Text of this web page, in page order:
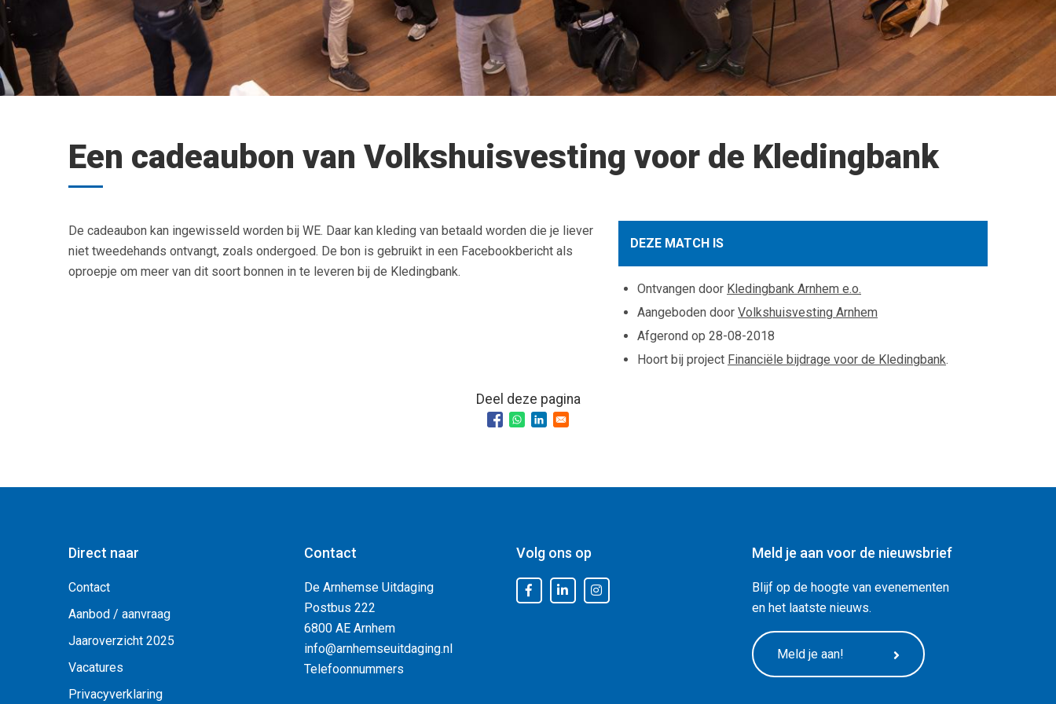
Een cadeaubon van Volkshuisvesting voor de Kledingbank
De cadeaubon kan ingewisseld worden bij WE. Daar kan kleding van betaald worden die je liever
niet tweedehands ontvangt, zoals ondergoed. De bon is gebruikt in een Facebookbericht als
oproepje om meer van dit soort bonnen in te leveren bij de Kledingbank.
DEZE MATCH IS
Ontvangen door Kledingbank Arnhem e.o.
Aangeboden door Volkshuisvesting Arnhem
Afgerond op 28-08-2018
Hoort bij project Financiële bijdrage voor de Kledingbank.
Deel deze pagina
Direct naar
Contact
Aanbod / aanvraag
Jaaroverzicht 2025
Vacatures
Privacyverklaring
Contact
De Arnhemse Uitdaging
Postbus 222
6800 AE Arnhem
info@arnhemseuitdaging.nl
Telefoonnummers
Volg ons op Meld je aan voor de nieuwsbrief
Blijf op de hoogte van evenementen
en het laatste nieuws.
Meld je aan!